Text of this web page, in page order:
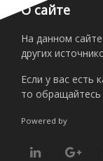
О сайте
На данном
других
Если у вас есть
то
Powered by